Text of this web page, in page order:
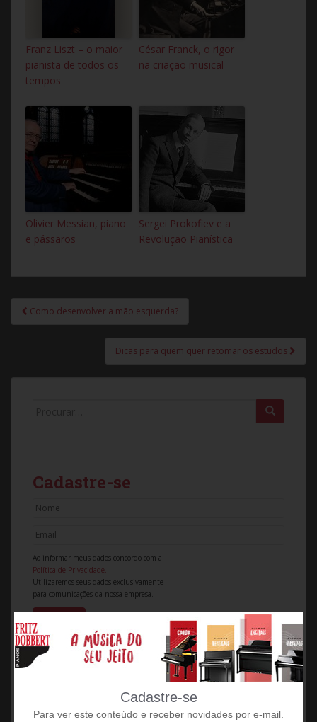
Franz Liszt – o maior
pianista de todos os
tempos
César Franck, o rigor
na criação musical
Olivier Messian, piano
e pássaros
Sergei Prokofiev e a
Revolução Pianística
Navegação de Post
Como desenvolver a mão esquerda?
Dicas para quem quer retomar os estudos
Cadastre-se
Ao informar meus dados concordo com a
Política de Privacidade.
Utilizaremos seus dados exclusivamente
para comunicações da nossa empresa.
Piano e terceira idade: muito mais que terapia,
companheirismo e realização
Cadastre-se
Para ver este conteúdo e receber novidades por e-mail.